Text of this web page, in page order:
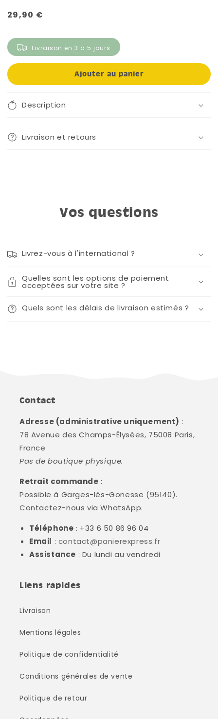
Prix
29,90 €
Livraison en 3 à 5 jours
Ajouter au panier
Description
Livraison et retours
Vos questions
Livrez-vous à l'international ?
Quelles sont les options de paiement
acceptées sur votre site ?
Quels sont les délais de livraison estimés ?
Contact
Adresse (administrative uniquement) :
78 Avenue des Champs-Élysées, 75008 Paris,
France
Pas de boutique physique.
Retrait commande :
Possible à Garges-lès-Gonesse (95140).
Contactez-nous via WhatsApp.
Téléphone : +33 6 50 86 96 04
Email : contact@panierexpress.fr
Assistance : Du lundi au vendredi
Liens rapides
Livraison
Mentions légales
Politique de confidentialité
Conditions générales de vente
Politique de retour